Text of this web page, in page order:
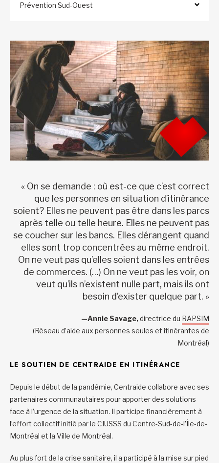
Prévention Sud-Ouest
« On se demande : où est-ce que c’est correct
que les personnes en situation d’itinérance
soient? Elles ne peuvent pas être dans les parcs
après telle ou telle heure. Elles ne peuvent pas
se coucher sur les bancs. Elles dérangent quand
elles sont trop concentrées au même endroit.
On ne veut pas qu’elles soient dans les entrées
de commerces. (…) On ne veut pas les voir, on
veut qu’ils n’existent nulle part, mais ils ont
besoin d’exister quelque part. »
—Annie Savage,directrice du RAPSIM
(Réseau d’aide aux personnes seules et itinérantes de
Montréal)
LE SOUTIEN DE CENTRAIDE EN ITINÉRANCE
Depuis le début de la pandémie, Centraide collabore avec ses
partenaires communautaires pour apporter des solutions
face à l’urgence de la situation. Il participe financièrement à
l’effort collectif initié par le CIUSSS du Centre-Sud-de-l’Île-de-
Montréal et la Ville de Montréal.
Au plus fort de la crise sanitaire, il a participé à la mise sur pied